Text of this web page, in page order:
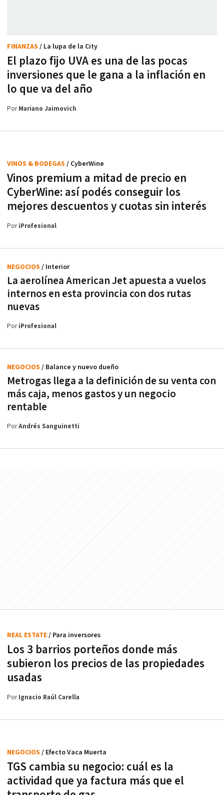
El plazo fijo UVA es una de las pocas
inversiones que le gana a la inflación en
lo que va del año
FINANZAS / La lupa de la City
PorMariano Jaimovich
Vinos premium a mitad de precio en
CyberWine: así podés conseguir los
mejores descuentos y cuotas sin interés
VINOS & BODEGAS / CyberWine
PoriProfesional
La aerolínea American Jet apuesta a vuelos
internos en esta provincia con dos rutas
nuevas
NEGOCIOS / Interior
PoriProfesional
Metrogas llega a la definición de su venta con
más caja, menos gastos y un negocio
rentable
NEGOCIOS / Balance y nuevo dueño
PorAndrés Sanguinetti
Los 3 barrios porteños donde más
subieron los precios de las propiedades
usadas
REAL ESTATE/ Para inversores
PorIgnacio Raúl Carella
TGS cambia su negocio: cuál es la
actividad que ya factura más que el
NEGOCIOS / Efecto Vaca Muerta